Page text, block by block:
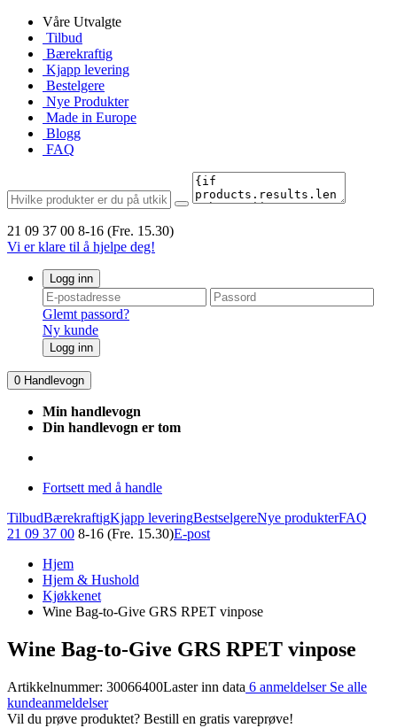
Våre Utvalgte
Tilbud
Bærekraftig
Kjapp levering
Bestelgere
Nye Produkter
Made in Europe
Blogg
FAQ
21 09 37 00 8-16 (Fre. 15.30)
Vi er klare til å hjelpe deg!
Logg inn
Glemt passord?
Ny kunde
Logg inn
0 Handlevogn
Min handlevogn
Din handlevogn er tom
Fortsett med å handle
TilbudBærekraftigKjapp leveringBestselgereNye produkterFAQ
21 09 37 00 8-16 (Fre. 15.30)E-post
Hjem
Hjem & Hushold
Kjøkkenet
Wine Bag-to-Give GRS RPET vinpose
Wine Bag-to-Give GRS RPET vinpose
Artikkelnummer: 30066400Laster inn data 6 anmeldelser Se alle
kundeanmeldelser
Vil du prøve produktet? Bestill en gratis vareprøve!